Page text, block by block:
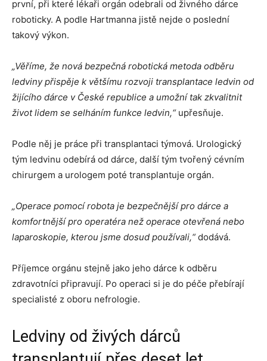
první, při které lékaři orgán odebrali od živného dárce
roboticky. A podle Hartmanna jistě nejde o poslední
takový výkon.
„Věříme, že nová bezpečná robotická metoda odběru
ledviny přispěje k většímu rozvoji transplantace ledvin od
žijícího dárce v České republice a umožní tak zkvalitnit
život lidem se selháním funkce ledvin,“upřesňuje.
Podle něj je práce při transplantaci týmová. Urologický
tým ledvinu odebírá od dárce, další tým tvořený cévním
chirurgem a urologem poté transplantuje orgán.
„Operace pomocí robota je bezpečnější pro dárce a
komfortnější pro operatéra než operace otevřená nebo
laparoskopie, kterou jsme dosud používali,“dodává.
Příjemce orgánu stejně jako jeho dárce k odběru
zdravotníci připravují. Po operaci si je do péče přebírají
specialisté z oboru nefrologie.
Ledviny od živých dárců